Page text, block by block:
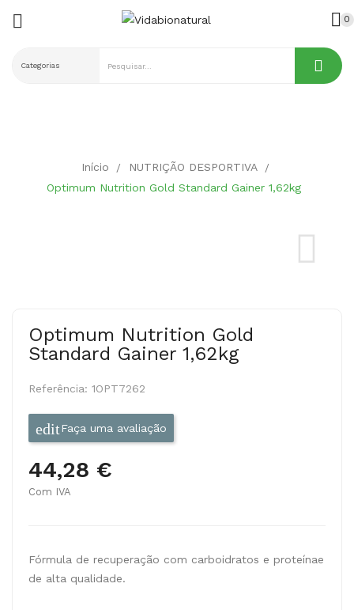
 0
Início
NUTRIÇÃO DESPORTIVA
Optimum Nutrition Gold Standard Gainer 1,62kg
Optimum Nutrition Gold
Standard Gainer 1,62kg
Referência: 1OPT7262
Faça uma avaliação
44,28 €
Com IVA
Fórmula de recuperação com carboidratos e proteínae
de alta qualidade.